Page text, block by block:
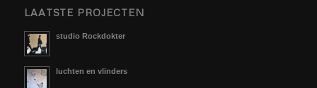
LAATSTE PROJECTEN
studio Rockdokter
luchten en vlinders